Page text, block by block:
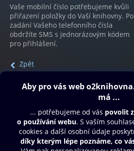
Vaše mobilní číslo potřebujeme kvůli
přiřazení položky do Vaší knihovny. Po
zadání Vašeho telefonního čísla
obdržíte SMS s jednorázovým kódem
pro přihlášení.
Zpět
Obsah ke stažení
Moje O2 Knihovna